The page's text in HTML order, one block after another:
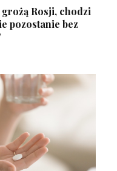
Rosji, chodzi
pozostanie bez